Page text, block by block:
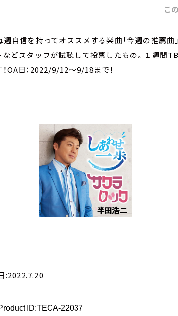
こ
自信を持ってオススメする楽曲「今週の推薦曲
どスタッフが試聴して投票したもの。１週間
OA日：2022/9/12～9/18まで！​
:2022.7.20
ID:TECA-22037